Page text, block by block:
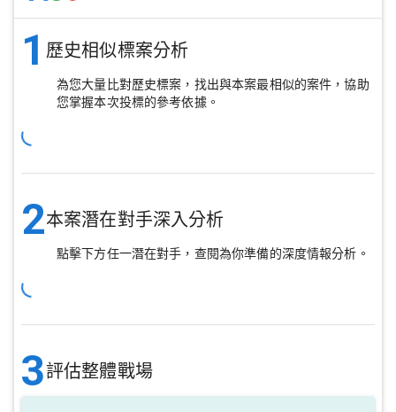
1 歷史相似標案分析
為您大量比對歷史標案，找出與本案最相似的案件，協助
您掌握本次投標的參考依據。
2本案潛在對手深入分析
點擊下方任一潛在對手，查閱為你準備的深度情報分析。
3評估整體戰場